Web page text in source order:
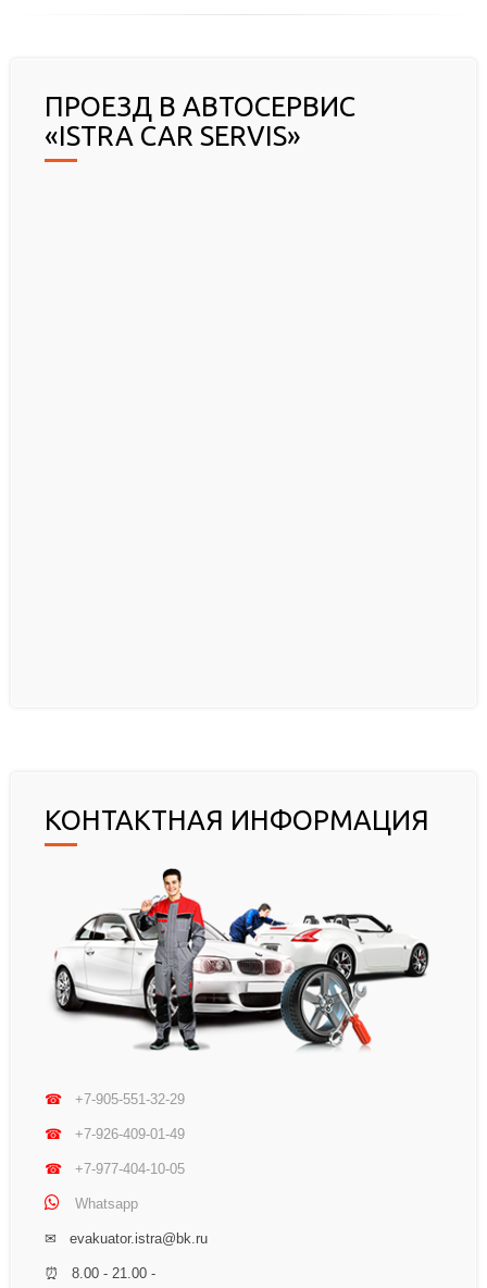
ПРОЕЗД В АВТОСЕРВИС
«ISTRA CAR SERVIS»
КОНТАКТНАЯ ИНФОРМАЦИЯ
☎ +7-905-551-32-29
☎ +7-926-409-01-49
☎ +7-977-404-10-05
Whatsapp
✉ evakuator.istra@bk.ru
⏰ 8.00 - 21.00 -